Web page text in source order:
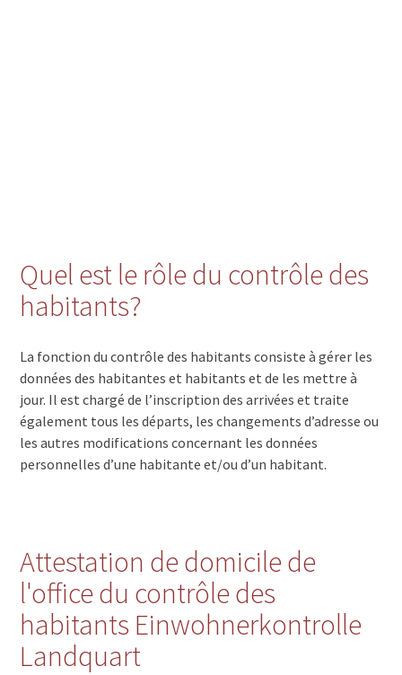
Quel est le rôle du contrôle des
habitants?
La fonction du contrôle des habitants consiste à gérer les
données des habitantes et habitants et de les mettre à
jour. Il est chargé de l’inscription des arrivées et traite
également tous les départs, les changements d’adresse ou
les autres modifications concernant les données
personnelles d’une habitante et/ou d’un habitant.
Attestation de domicile de
l'office du contrôle des
habitants Einwohnerkontrolle
Landquart